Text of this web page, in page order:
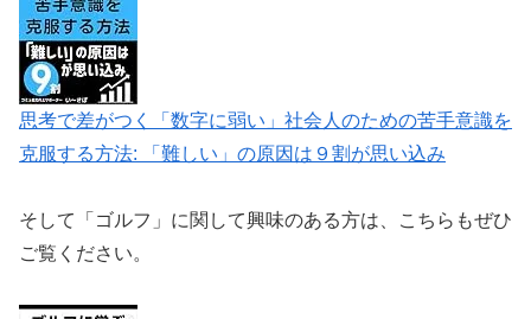
思考で差がつく「数字に弱い」社会人のための苦手意識を
克服する方法: 「難しい」の原因は９割が思い込み
そして「ゴルフ」に関して興味のある方は、こちらもぜひ
ご覧ください。